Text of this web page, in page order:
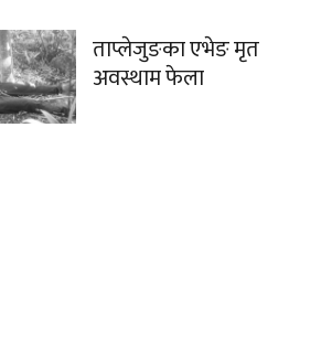
ताप्लेजुङका एभेङ मृत
अवस्थाम फेला